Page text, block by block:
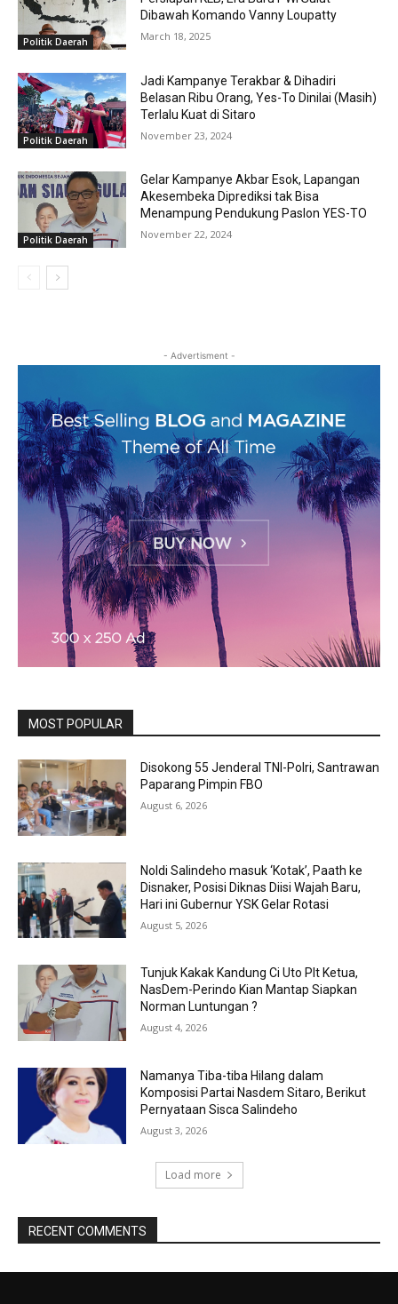
Politik Daerah
Dibawah Komando Vanny Loupatty
March 18, 2025
Politik Daerah
Jadi Kampanye Terakbar & Dihadiri
Belasan Ribu Orang, Yes-To Dinilai (Masih)
Terlalu Kuat di Sitaro
November 23, 2024
Politik Daerah
Gelar Kampanye Akbar Esok, Lapangan
Akesembeka Diprediksi tak Bisa
Menampung Pendukung Paslon YES-TO
November 22, 2024
- Advertisment -
MOST POPULAR
Disokong 55 Jenderal TNI-Polri, Santrawan
Paparang Pimpin FBO
August 6, 2026
Noldi Salindeho masuk ‘Kotak’, Paath ke
Disnaker, Posisi Diknas Diisi Wajah Baru,
Hari ini Gubernur YSK Gelar Rotasi
August 5, 2026
Tunjuk Kakak Kandung Ci Uto Plt Ketua,
NasDem-Perindo Kian Mantap Siapkan
Norman Luntungan ?
August 4, 2026
Namanya Tiba-tiba Hilang dalam
Komposisi Partai Nasdem Sitaro, Berikut
Pernyataan Sisca Salindeho
August 3, 2026
Load more
RECENT COMMENTS